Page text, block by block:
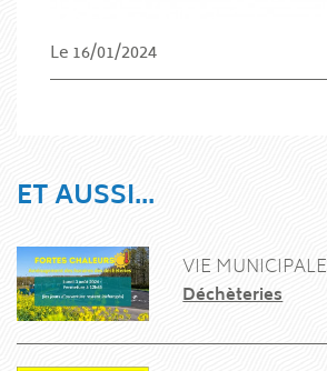
Le 16/01/2024
ET AUSSI...
VIE MUNICIPALE
Déchèteries